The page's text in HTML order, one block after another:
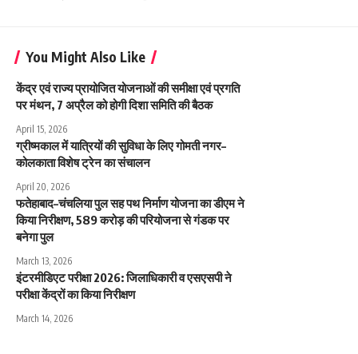
You Might Also Like
केंद्र एवं राज्य प्रायोजित योजनाओं की समीक्षा एवं प्रगति
पर मंथन, 7 अप्रैल को होगी दिशा समिति की बैठक
April 15, 2026
ग्रीष्मकाल में यात्रियों की सुविधा के लिए गोमती नगर–
कोलकाता विशेष ट्रेन का संचालन
April 20, 2026
फतेहाबाद–चंचलिया पुल सह पथ निर्माण योजना का डीएम ने
किया निरीक्षण, 589 करोड़ की परियोजना से गंडक पर
बनेगा पुल
March 13, 2026
इंटरमीडिएट परीक्षा 2026: जिलाधिकारी व एसएसपी ने
परीक्षा केंद्रों का किया निरीक्षण
March 14, 2026